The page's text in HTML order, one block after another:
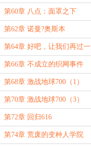
第60章 八点：面罩之下
第62章 诺曼?奥斯本
第64章 好吧，让我们再过
第66章 不成立的织网事件
第68章 激战地球700（1）
第70章 激战地球700（3）
第72章 回归616
第74章 荒废的变种人学院